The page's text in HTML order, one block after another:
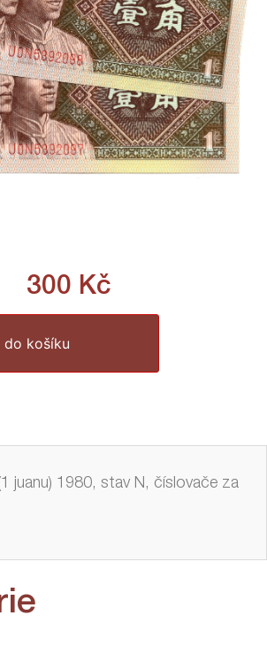
300 Kč
do košíku
juanu) 1980, stav N, číslovače za